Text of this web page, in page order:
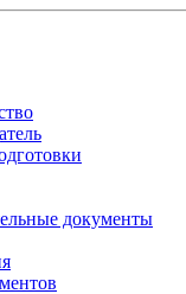
документы